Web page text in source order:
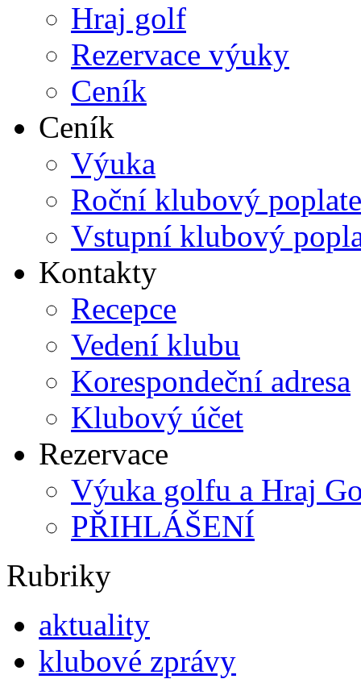
Hraj golf
Rezervace výuky
Ceník
Ceník
Výuka
Roční klubový
Vstupní klubový
Kontakty
Recepce
Vedení klubu
Korespondeční adresa
Klubový účet
Rezervace
Výuka golfu a Hraj
PŘIHLÁŠENÍ
Rubriky
aktuality
klubové zprávy